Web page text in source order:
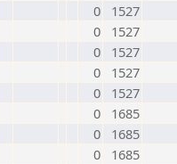
0
1527
0
1527
0
1527
0
1527
0
1527
0
1685
0
1685
0
1685